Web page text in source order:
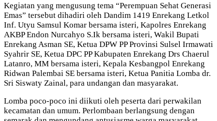
Kegiatan yang mengusung tema “Perempuan Sehat Generasi
Emas” tersebut dihadiri oleh Dandim 1419 Enrekang Letkol
Inf. Utyu Samsul Komar bersama isteri, Kapolres Enrekang
AKBP Endon Nurcahyo S.Ik bersama isteri, Wakil Bupati
Enrekang Asman SE, Ketua DPW PP Provinsi Sulsel Irmawati
Syahrir SE, Ketua DPC PP Kabupaten Enrekang Drs Chaerul
Latanro, MM bersama isteri, Kepala Kesbangpol Enrekang
Ridwan Palembai SE bersama isteri, Ketua Panitia Lomba dr.
Sri Siswaty Zainal, para undangan dan masyarakat.
Lomba poco-poco ini diikuti oleh peserta dari perwakilan
kecamatan dan umum. Perlombaan berlangsung dengan